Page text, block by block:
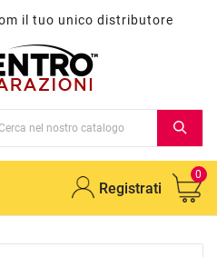
il tuo unico distributore
Registrati
0